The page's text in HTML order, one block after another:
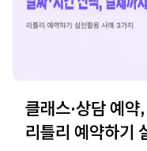
클래스·상담 예
리틀리 예약하기